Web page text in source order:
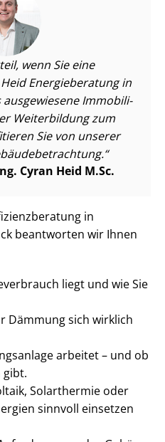
wenn Sie eine
Energieberatung in
Im­mo­bi­li­
Weiterbildung zum
Sie von unserer
Cyran Heid M.Sc.
in
beantworten wir Ihnen
liegt und wie Sie
Dämmung sich wirklich
arbeitet – und ob
gibt.
Solarthermie oder
sinnvoll einsetzen